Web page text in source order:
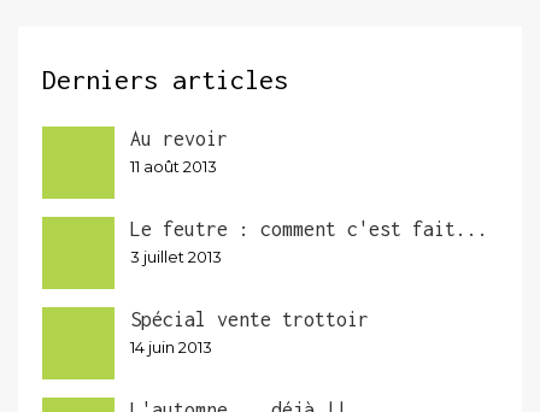
Derniers articles
Au revoir
11 août 2013
Le feutre : comment c'est fait...
3 juillet 2013
Spécial vente trottoir
14 juin 2013